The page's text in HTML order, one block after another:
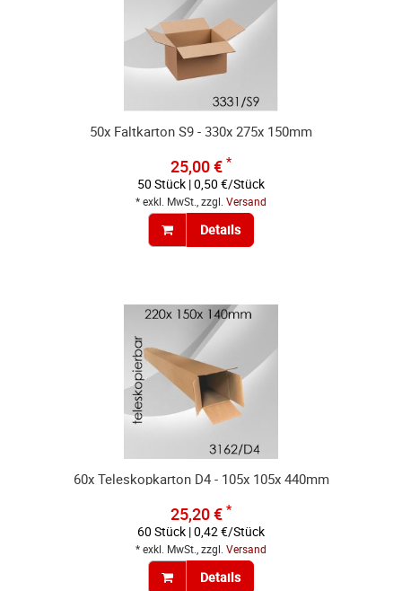
50x Faltkarton S9 - 330x 275x 150mm
25,00 € *
50 Stück | 0,50 €/Stück
* exkl. MwSt., zzgl. Versand
Details
60x Teleskopkarton D4 - 105x 105x 440mm
25,20 € *
60 Stück | 0,42 €/Stück
* exkl. MwSt., zzgl. Versand
Details